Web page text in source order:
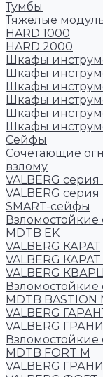
Тумбы
Тяжелые
HARD 1000
HARD 2000
Шкафы
Шкафы
Шкафы
Шкафы
Шкафы
Шкафы
Сейфы
Cочетающие
взлому
VALBERG
VALBERG
SMART-сейфы
Взломостойкие
MDTB EK
VALBERG КАРАТ
VALBERG
VALBERG
Взломостойкие
MDTB BASTION
VALBERG
VALBERG
Взломостойкие
MDTB FORT M
VALBERG